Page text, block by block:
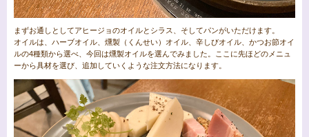
まずお通しとしてアヒージョのオイルとシラス、そしてパンがいただけます。
オイルは、ハーブオイル、燻製（くんせい）オイル、辛しびオイル、かつお節オイ
ルの4種類から選べ、今回は燻製オイルを選んでみました。ここに先ほどのメニュ
ーから具材を選び、追加していくような注文方法になります。